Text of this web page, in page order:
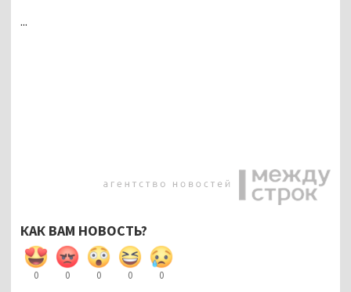
...
КАК ВАМ НОВОСТЬ?
0 0 0 0 0